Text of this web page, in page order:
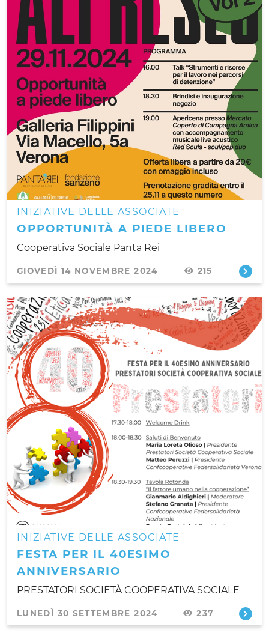
INIZIATIVE DELLE ASSOCIATE
OPPORTUNITÀ A PIEDE LIBERO
Cooperativa Sociale Panta Rei
GIOVEDÌ 14 NOVEMBRE 2024 215
INIZIATIVE DELLE ASSOCIATE
FESTA PER IL 40ESIMO
ANNIVERSARIO
PRESTATORI SOCIETÀ COOPERATIVA SOCIALE
LUNEDÌ 30 SETTEMBRE 2024 237